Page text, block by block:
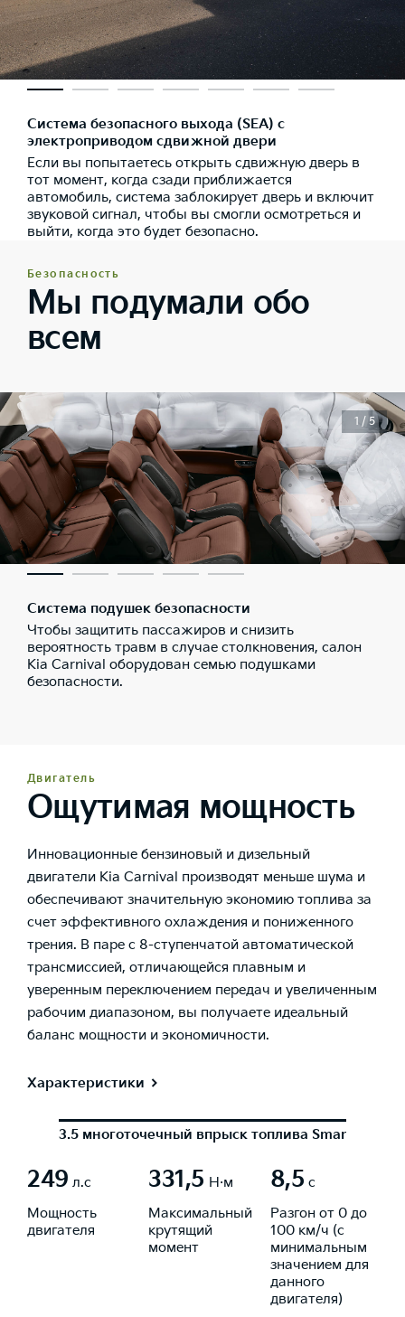
Система безопасного выхода (SEA) с
электроприводом сдвижной двери
Если вы попытаетесь открыть сдвижную дверь в
тот момент, когда сзади приближается
автомобиль, система заблокирует дверь и включит
звуковой сигнал, чтобы вы смогли осмотреться и
выйти, когда это будет безопасно.
Безопасность
Мы подумали обо
всем
Система подушек безопасности
Чтобы защитить пассажиров и снизить
вероятность травм в случае столкновения, салон
Kia Carnival оборудован семью подушками
безопасности.
1 / 5
Двигатель
Ощутимая мощность
Инновационные бензиновый и дизельный
двигатели Kia Carnival производят меньше шума и
обеспечивают значительную экономию топлива за
счет эффективного охлаждения и пониженного
трения. В паре с 8-ступенчатой автоматической
трансмиссией, отличающейся плавным и
уверенным переключением передач и увеличенным
рабочим диапазоном, вы получаете идеальный
баланс мощности и экономичности.
Характеристики
3.5 многоточечный впрыск топлива
249 л.с
Мощность
двигателя
331,5 Н·м
Максимальный
крутящий
момент
8,5 с
Разгон от 0 до
100 км/ч (с
минимальным
значением для
данного
двигателя)